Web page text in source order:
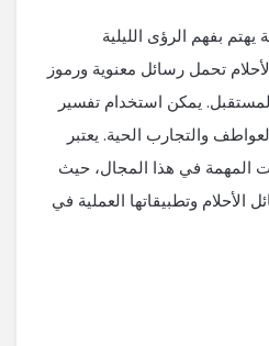
بفهم الرؤى الليلية
تحمل رسائل معنوية ورموز
يمكن استخدام تفسير
والتجارب الحية. يعتبر
المهمة في هذا المجال، حيث
الأحلام وتطبيقاتها العملية في